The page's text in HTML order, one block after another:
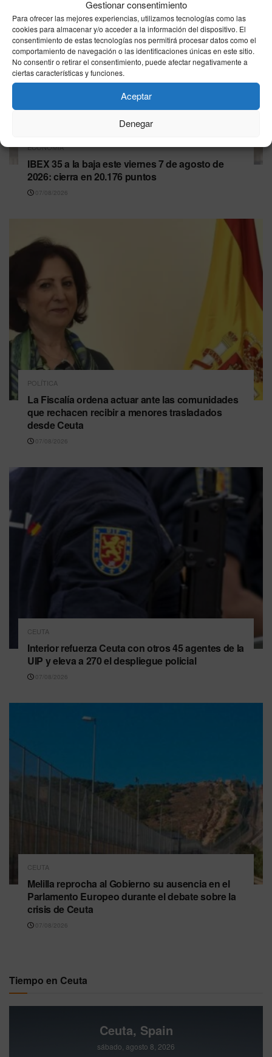
Gestionar consentimiento
Para ofrecer las mejores experiencias, utilizamos tecnologías como las
cookies para almacenar y/o acceder a la información del dispositivo. El
consentimiento de estas tecnologías nos permitirá procesar datos como el
comportamiento de navegación o las identificaciones únicas en este sitio.
No consentir o retirar el consentimiento, puede afectar negativamente a
ciertas características y funciones.
Aceptar
Denegar
ECONOMÍA
IBEX 35 a la baja este viernes 7 de agosto de
2026: cierra en 20.176 puntos
07/08/2026
POLÍTICA
La Fiscalía ordena actuar ante las comunidades
que rechacen recibir a menores trasladados
desde Ceuta
07/08/2026
CEUTA
Interior refuerza Ceuta con otros 45 agentes de la
UIP y eleva a 270 el despliegue policial
07/08/2026
CEUTA
Melilla reprocha al Gobierno su ausencia en el
Parlamento Europeo durante el debate sobre la
crisis de Ceuta
07/08/2026
Tiempo en Ceuta
Ceuta, Spain
sábado, agosto 8, 2026